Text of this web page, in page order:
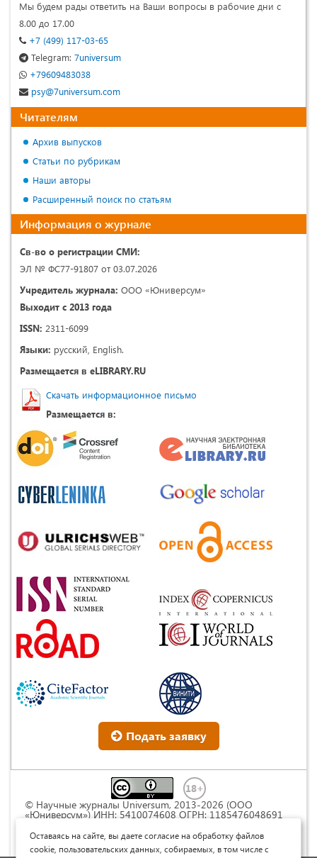
Мы будем рады ответить на Ваши вопросы в рабочие дни с
8.00 до 17.00
+7 (499) 117-03-65
Telegram: 7universum
+79609483038
psy@7universum.com
Читателям
Архив выпусков
Статьи по рубрикам
Наши авторы
Расширенный поиск по статьям
Информация о журнале
Св-во о регистрации СМИ:
ЭЛ № ФС77-91807 от 03.07.2026
Учредитель журнала: ООО «Юниверсум»
Выходит с 2013 года
ISSN: 2311-6099
Языки: русский, English.
Размещается в eLIBRARY.RU
Скачать информационное письмо
Размещается в:
Подать заявку
© Научные журналы Universum, 2013-2026 (ООО
«Юниверсум») ИНН: 5410074608 ОГРН: 1185476048691
Commons « Attribution» («Атрибуция») 4.0
Непортированная
Оставаясь на сайте, вы даете согласие на обработку файлов
cookie, пользовательских данных, собираемых, в том числе с